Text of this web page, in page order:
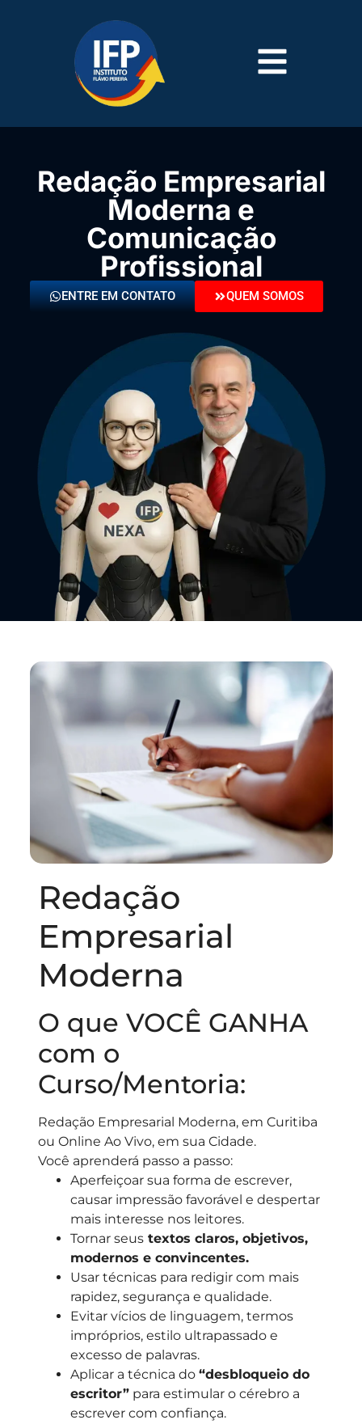
Redação Empresarial
Moderna e
Comunicação
Profissional
ENTRE EM CONTATO QUEM SOMOS
Redação
Empresarial
Moderna
O que VOCÊ GANHA
com o
Curso/Mentoria:
Redação Empresarial Moderna, em Curitiba
ou Online Ao Vivo, em sua Cidade.
Você aprenderá passo a passo:
Aperfeiçoar sua forma de escrever,
causar impressão favorável e despertar
mais interesse nos leitores.
Tornar seustextos claros, objetivos,
modernos e convincentes.
Usar técnicas para redigir com mais
rapidez, segurança e qualidade.
Evitar vícios de linguagem, termos
impróprios, estilo ultrapassado e
excesso de palavras.
Aplicar a técnica do “desbloqueio do
escritor”para estimular o cérebro a
escrever com confiança.